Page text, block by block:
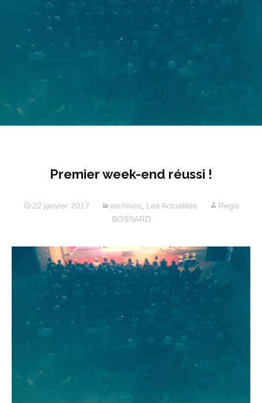
Premier week-end réussi !
22 janvier 2017 archives, Les Actualités
Regis
BOSSARD